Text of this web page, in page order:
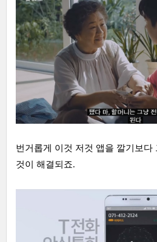
번거롭게 이것 저것 앱을 깔기보다
것이 해결되죠.